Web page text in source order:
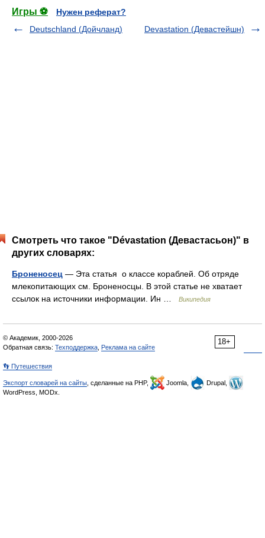
Игры ⚽
Нужен реферат?
Deutschland (Дойчланд)
Devastation (Девастейшн)
Смотреть что такое "Dévastation (Девастасьон)" в
других словарях:
Броненосец — Эта статья о классе кораблей. Об отряде
млекопитающих см. Броненосцы. В этой статье не хватает
ссылок на источники информации. Ин …
Википедия
18+
© Академик, 2000-2026
Обратная связь: Техподдержка Реклама на сайте
👣 Путешествия
Экспорт словарей на сайты , сделанные на PHP, Joomla,
Drupal,
WordPress, MODx.